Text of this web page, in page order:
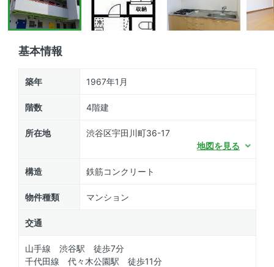
基本情報
築年 1967年1月
階数 4階建
所在地
渋谷区宇田川町36-17
地図を見る
構造 鉄筋コンクリート
物件種類 マンション
交通
山手線 渋谷駅 徒歩7分
千代田線 代々木公園駅 徒歩11分